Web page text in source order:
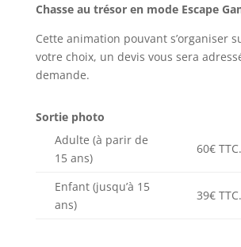
Chasse au trésor en mode Escape
Cette animation pouvant s’organiser
votre choix, un devis vous sera
demande.
Sortie photo
Adulte (à parir de
15 ans)
60€ TTC.
Enfant (jusqu’à 15
ans)
39€ TTC.